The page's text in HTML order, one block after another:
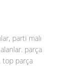
parti malı
parça
top parça